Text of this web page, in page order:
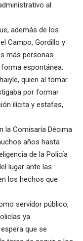
al
además de los
Campo, Gordillo y
más personas
espontánea.
quien al tomar
por formar
ilícita y estafas,
la Comisaría Décima
años hasta
de la Policía
lugar ante las
los hechos que
servidor público,
ya
que se